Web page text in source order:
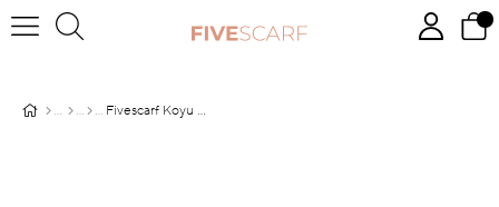
Fivescarf Koyu Bej Frozen Şal